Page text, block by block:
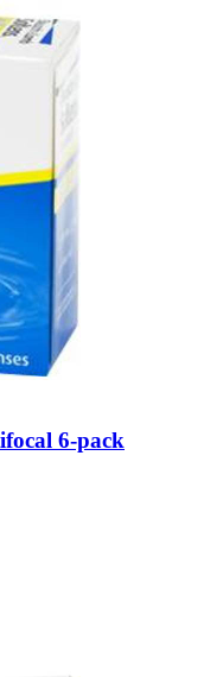
6-pack